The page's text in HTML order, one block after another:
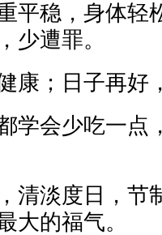
平稳，身体轻
少遭罪。
康；日子再好
学会少吃一点
清淡度日，节
大的福气。